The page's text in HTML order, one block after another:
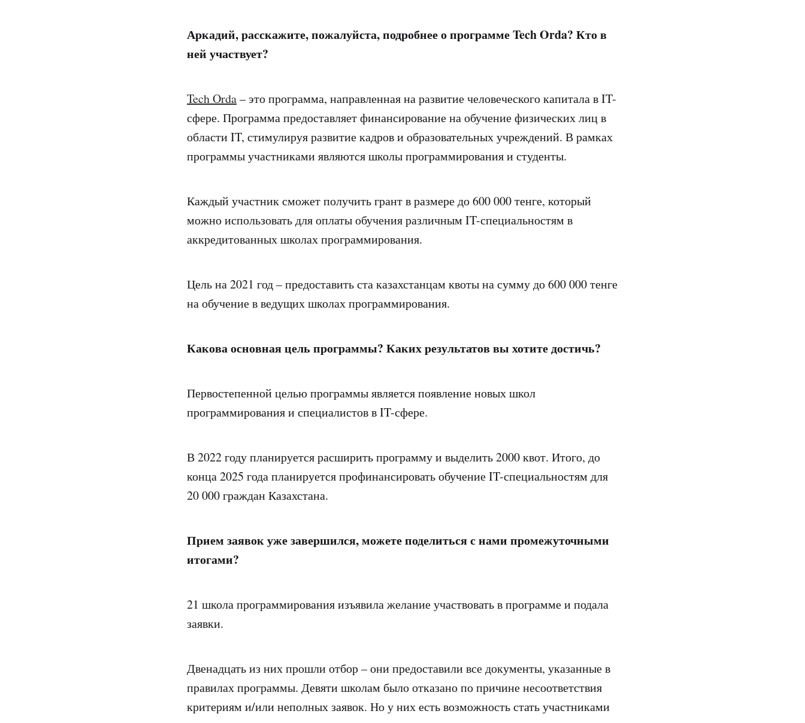
Аркадий, расскажите, пожалуйста, подробнее о программе Tech Orda? Кто в
ней участвует?
Tech Orda– это программа, направленная на развитие человеческого капитала в IT-
сфере. Программа предоставляет финансирование на обучение физических лиц в
области IT, стимулируя развитие кадров и образовательных учреждений. В рамках
программы участниками являются школы программирования и студенты.
Каждый участник сможет получить грант в размере до 600 000 тенге, который
можно использовать для оплаты обучения различным IT-специальностям в
аккредитованных школах программирования.
Цель на 2021 год – предоставить ста казахстанцам квоты на сумму до 600 000 тенге
на обучение в ведущих школах программирования.
Какова основная цель программы? Каких результатов вы хотите достичь?
Первостепенной целью программы является появление новых школ
программирования и специалистов в IT-сфере.
В 2022 году планируется расширить программу и выделить 2000 квот. Итого, до
конца 2025 года планируется профинансировать обучение IT-специальностям для
20 000 граждан Казахстана.
Прием заявок уже завершился, можете поделиться с нами промежуточными
итогами?
21 школа программирования изъявила желание участвовать в программе и подала
заявки.
Двенадцать из них прошли отбор – они предоставили все документы, указанные в
правилах программы. Девяти школам было отказано по причине несоответствия
критериям и/или неполных заявок. Но у них есть возможность стать участниками